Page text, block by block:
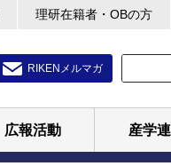
理研在籍者・OBの方
RIKENメルマガ
広報活動 産学